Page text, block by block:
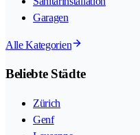
Garagen
Alle Kategorien
Beliebte Städte
Zürich
Genf